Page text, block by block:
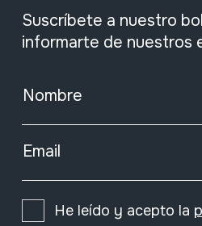
Suscríbete a nuestro
informarte de nuestros
Nombre
Email
He leído y acepto la